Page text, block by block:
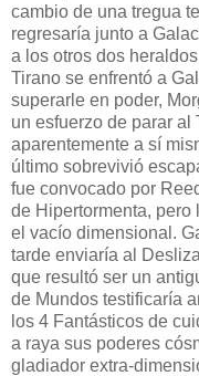
cambio de una tregua
regresaría junto a
a los otros dos
Tirano se enfrentó a
superarle en poder,
un esfuerzo de parar al
aparentemente a sí
último sobrevivió
fue convocado por
de Hipertormenta, pero
el vacío dimensional.
tarde enviaría al
que resultó ser un
de Mundos testificaría
los 4 Fantásticos de
a raya sus poderes
gladiador extra-